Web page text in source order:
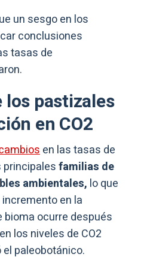
un sesgo en los
conclusiones
tasas de
los pastizales
en CO2
en las tasas de
familias de
ambientales, lo que
en la
bioma ocurre después
los niveles de CO2
paleobotánico.